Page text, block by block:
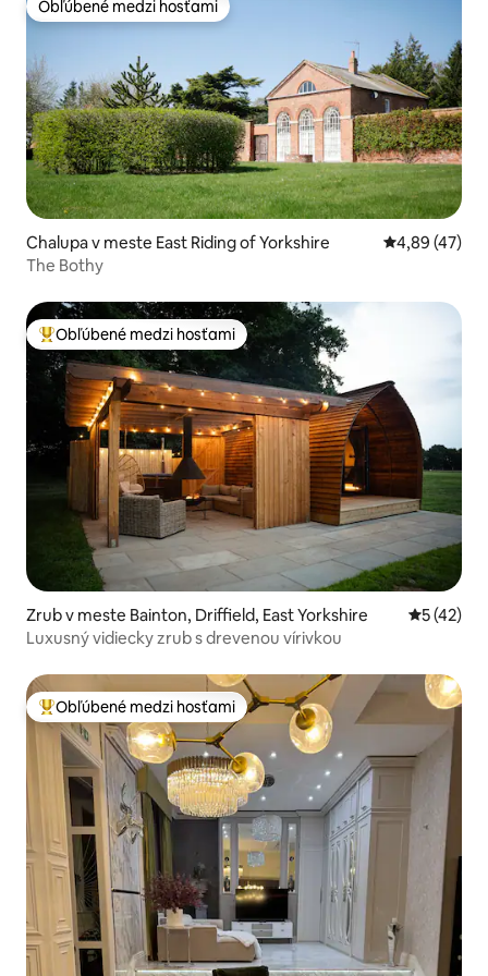
Obľúbené medzi hosťami
Obľúbené medzi hosťami
Chalupa v meste East Riding of Yorkshire Priemerné
4,89 (47)
The Bothy
Najobľúbenejšie medzi hosťami
Obľúbené medzi hosťami
Zrub v meste Bainton, Driffield, East Yorkshire
5 (42)
Luxusný vidiecky zrub s drevenou vírivkou
Najobľúbenejšie medzi hosťami
Obľúbené medzi hosťami